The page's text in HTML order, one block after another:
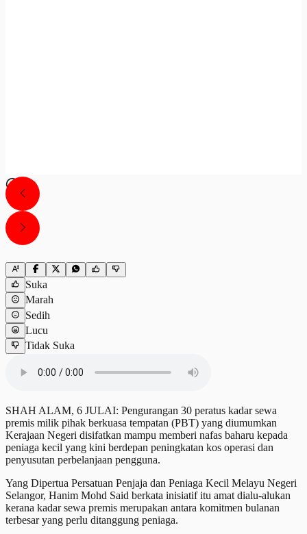
Suka
Marah
Sedih
Lucu
Tidak Suka
SHAH ALAM, 6 JULAI: Pengurangan 30 peratus kadar sewa
premis milik pihak berkuasa tempatan (PBT) yang diumumkan
Kerajaan Negeri disifatkan mampu memberi nafas baharu kepada
peniaga kecil yang kini berdepan peningkatan kos operasi dan
penyusutan perbelanjaan pengguna.
Yang Dipertua Persatuan Penjaja dan Peniaga Kecil Melayu Negeri
Selangor, Hanim Mohd Said berkata inisiatif itu amat dialu-alukan
kerana kadar sewa premis merupakan antara komitmen bulanan
terbesar yang perlu ditanggung peniaga.